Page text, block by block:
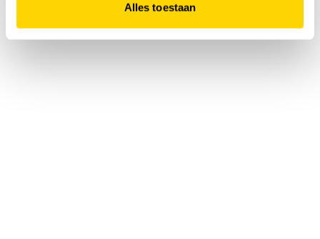
Alles toestaan